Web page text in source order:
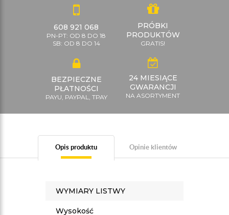
608 921 068
PN-PT: OD 8 DO 18
SB: OD 8 DO 14
PRÓBKI
PRODUKTÓW
GRATIS!
BEZPIECZNE
PŁATNOŚCI
PAYU, PAYPAL, TPAY
24 MIESIĄCE
GWARANCJI
NA ASORTYMENT
Opis produktu Opinie klientów
WYMIARY LISTWY
Wysokość